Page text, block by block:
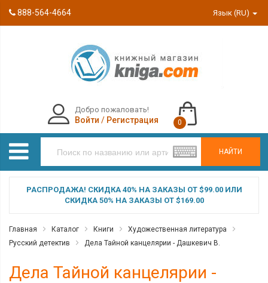
888-564-4664 Язык (RU)
НАЙТИ
Добро пожаловать!
Войти / Регистрация 0
РАСПРОДАЖА! СКИДКА 40% НА ЗАКАЗЫ ОТ $99.00 ИЛИ
СКИДКА 50% НА ЗАКАЗЫ ОТ $169.00
Главная Каталог Книги
Художественная литература
Русский детектив
Дела Тайной канцелярии - Дашкевич В.
Дела Тайной канцелярии -